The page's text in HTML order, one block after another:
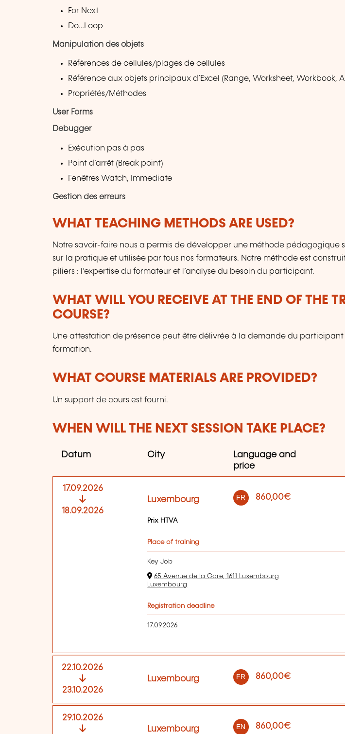
For Next
Do…Loop
Manipulation des objets
Références de cellules/plages de cellules
Référence aux objets principaux d’Excel (Range, Worksheet, Workbook,
Propriétés/Méthodes
User Forms
Debugger
Exécution pas à pas
Point d’arrêt (Break point)
Fenêtres Watch, Immediate
Gestion des erreurs
WHAT TEACHING METHODS ARE USED?
Notre savoir-faire nous a permis de développer une méthode pédagogique
sur la pratique et utilisée par tous nos formateurs. Notre méthode est
piliers : l’expertise du formateur et l’analyse du besoin du participant.
WHAT WILL YOU RECEIVE AT THE END OF THE
COURSE?
Une attestation de présence peut être délivrée à la demande du participant
formation.
WHAT COURSE MATERIALS ARE PROVIDED?
Un support de cours est fourni.
WHEN WILL THE NEXT SESSION TAKE PLACE?
Datum City
Language and
price
17.09.2026
18.09.2026
Luxembourg FR 860,00€
Prix HTVA
Place of training
Key Job
65 Avenue de la Gare, 1611 Luxembourg
Luxembourg
Registration deadline
17.09.2026
22.10.2026
23.10.2026
Luxembourg FR 860,00€
29.10.2026
Luxembourg
EN 860,00€